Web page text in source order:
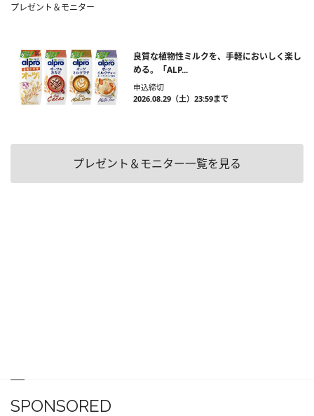
プレゼント＆モニター
良質な植物性ミルクを、手軽においしく楽し
める。「ALP...
申込締切
2026.08.29（土）23:59まで
プレゼント＆モニター一覧を見る
SPONSORED